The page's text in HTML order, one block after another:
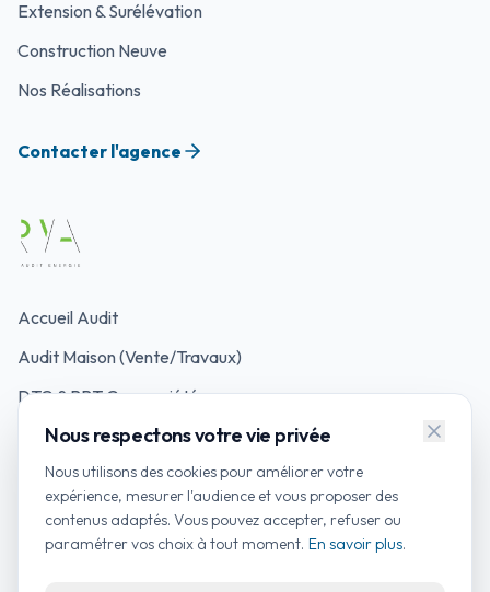
Extension & Surélévation
Construction Neuve
Nos Réalisations
Contacter l'agence
Accueil Audit
Audit Maison (Vente/Travaux)
DTG & PPT Copropriété
Mon Accompagnateur Rénov'
Simulateurs d'Aides
Contacter un auditeur
Nous respectons votre vie privée
Nous utilisons des cookies pour améliorer votre
expérience, mesurer l'audience et vous proposer des
contenus adaptés. Vous pouvez accepter, refuser ou
paramétrer vos choix à tout moment. En savoir plus.